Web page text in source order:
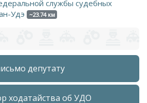
службы судебных
Удэ
~23.74 км
депутату
ходатайства об УДО